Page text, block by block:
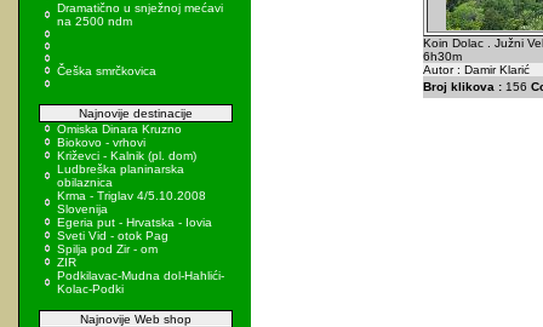
Dramatično u snježnoj mećavi
na 2500 ndm
Češka smrčkovica
Najnovije destinacije
Omiska Dinara Kruzno
Biokovo - vrhovi
Križevci - Kalnik (pl. dom)
Ludbreška planinarska
obilaznica
Krma - Triglav 4/5.10.2008
Slovenija
Egeria put - Hrvatska - Iovia
Sveti Vid - otok Pag
Spilja pod Zir - om
ZIR
Podkilavac-Mudna dol-Hahlići-
Kolac-Podki
Najnovije Web shop
Koin Dolac . Južni
6h30m
Autor : Damir Klarić
Broj klikova :156